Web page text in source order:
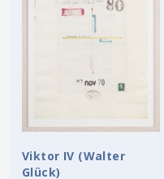
Viktor IV (Walter
Glück)